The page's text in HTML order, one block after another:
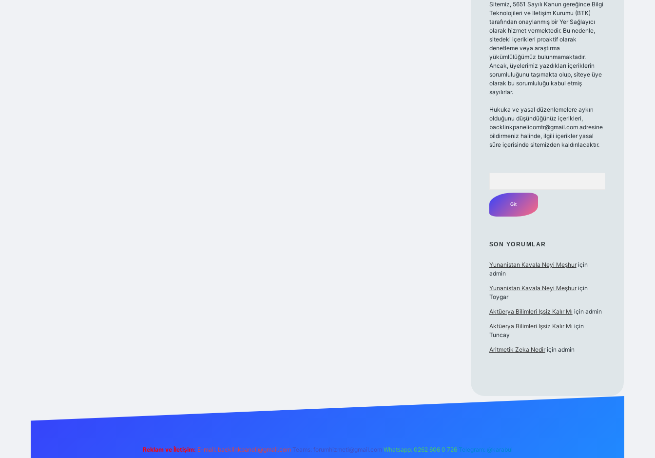
Sitemiz, 5651 Sayılı Kanun gereğince Bilgi
Teknolojileri ve İletişim Kurumu (BTK)
tarafından onaylanmış bir Yer Sağlayıcı
olarak hizmet vermektedir. Bu nedenle,
sitedeki içerikleri proaktif olarak
denetleme veya araştırma
yükümlülüğümüz bulunmamaktadır.
Ancak, üyelerimiz yazdıkları içeriklerin
sorumluluğunu taşımakta olup, siteye üye
olarak bu sorumluluğu kabul etmiş
sayılırlar.
Hukuka ve yasal düzenlemelere aykırı
olduğunu düşündüğünüz içerikleri,
backlinkpanelicomtr@gmail.comadresine
bildirmeniz halinde, ilgili içerikler yasal
süre içerisinde sitemizden kaldırılacaktır.
SON YORUMLAR
Yunanistan Kavala Neyi Meşhuriçin
admin
Yunanistan Kavala Neyi Meşhuriçin
Toygar
Aktüerya Bilimleri Işsiz Kalır Mı için admin
Aktüerya Bilimleri Işsiz Kalır Mı için
Tuncay
Aritmetik Zeka Nediriçin admin
Reklam ve İletişim: E-mail: backlinkpaneli@gmail.com Teams: forumhizmeti@gmail.com Whatsapp: 0262 606 0 726 Telegram: @karabul